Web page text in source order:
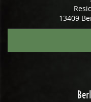
13409